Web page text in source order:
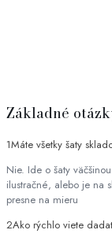
Základné
1Máte všetky šaty
Nie. Ide o šaty
ilustračné, alebo je na
presne na mieru
2Ako rýchlo viete